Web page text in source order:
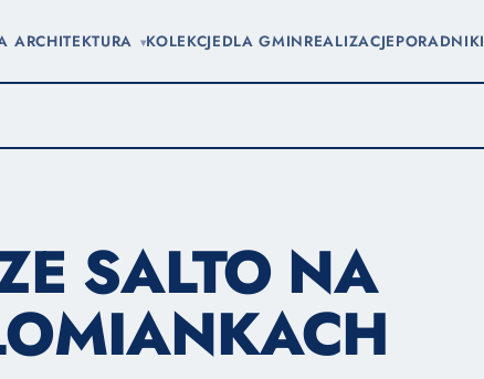
ARCHITEKTURA ▾KOLEKCJEDLA GMINREALIZACJEPORADNIKI
SALTO NA